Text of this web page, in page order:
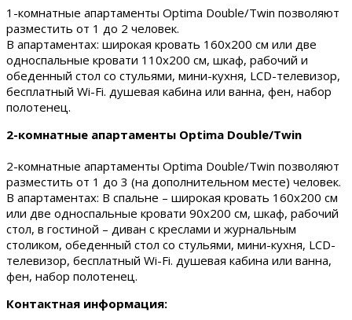
1-комнатные апартаменты Optima Double/Twin позволяют
разместить от 1 до 2 человек.
В апартаментах: широкая кровать 160х200 см или две
односпальные кровати 110х200 см, шкаф, рабочий и
обеденный стол со стульями, мини-кухня, LCD-телевизор,
бесплатный Wi-Fi. душевая кабина или ванна, фен, набор
полотенец.
2-комнатные апартаменты Optima Double/Twin
2-комнатные апартаменты Optima Double/Twin позволяют
разместить от 1 до 3 (на дополнительном месте) человек.
В апартаментах: В спальне – широкая кровать 160х200 см
или две односпальные кровати 90х200 см, шкаф, рабочий
стол, в гостиной – диван с креслами и журнальным
столиком, обеденный стол со стульями, мини-кухня, LCD-
телевизор, бесплатный Wi-Fi. душевая кабина или ванна,
фен, набор полотенец.
Контактная информация: